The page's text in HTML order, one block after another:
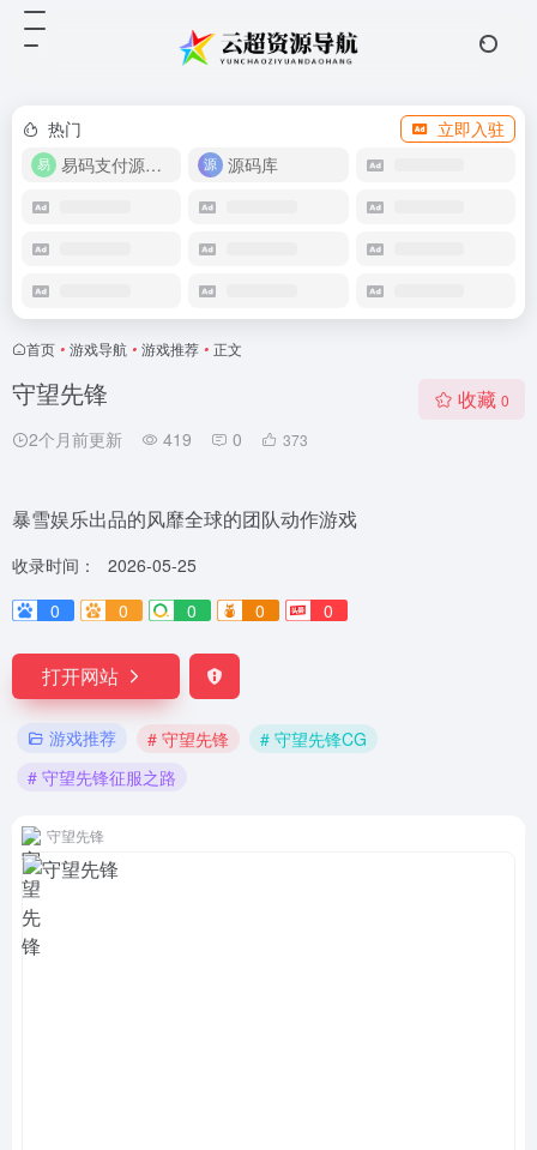
热门
立即入驻
易码支付源码下载
源码库
首页 • 游戏导航 • 游戏推荐 • 正文
守望先锋
2个月前更新 419 0 373
收藏 0
暴雪娱乐出品的风靡全球的团队动作游戏
收录时间：
2026-05-25
0
0 0 0 0
打开网站
游戏推荐 # 守望先锋
# 守望先锋CG
# 守望先锋征服之路
守望先锋